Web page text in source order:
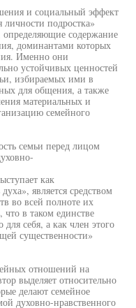
и социальный эффект
подростка»
определяющие содержание
доминантами которых
Именно они
устойчивых ценностей
избираемых ими в
для общения, а также
материальных и
семейного
семьи перед лицом
как
является средством
во всей полноте их
в таком единстве
себя, а как член этого
существенности»
отношений на
выделяет относительно
делают семейное
духовно-нравственного